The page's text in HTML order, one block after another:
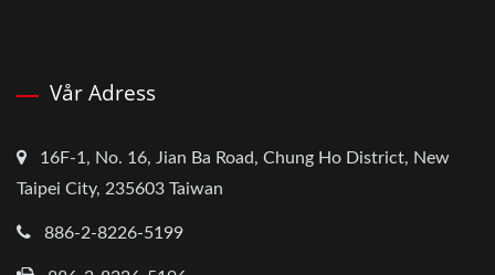
Vår Adress
16F-1, No. 16, Jian Ba Road, Chung Ho District, New
Taipei City, 235603 Taiwan
886-2-8226-5199